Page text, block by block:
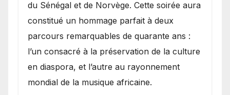
du Sénégal et de Norvège. Cette soirée aura
constitué un hommage parfait à deux
parcours remarquables de quarante ans :
l’un consacré à la préservation de la culture
en diaspora, et l’autre au rayonnement
mondial de la musique africaine.